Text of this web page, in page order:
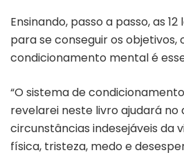
Ensinando, passo a passo, as
para se conseguir os
condicionamento mental é
“O sistema de
revelarei neste livro ajudará no
circunstâncias indesejáveis da
física, tristeza, medo e